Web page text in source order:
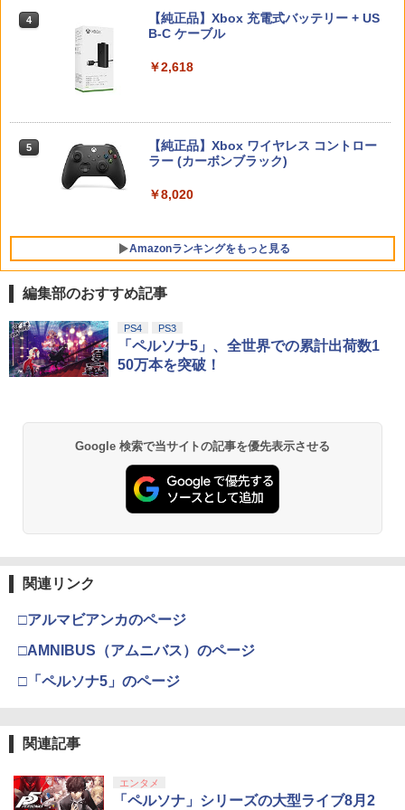
ch 2 Edition 【Switch2】 NXS-P-ACB
AD
￥6,300
witch2版(【早期購入封入特典】エリオ
ット旅立ちパック)
￥6,358
ania: Belmont's Curse Midnight Editi
on PS5版(両面アクリルキーホルダー+
カードスタイルコスチューム）)
Mortal Shell II
￥5,507
ゲーム 4 in 1 KTFC-008B 麻雀 将棋 育
成 脳トレ テレビ ゲーム機 高齢者 家庭用
遊び 暇つぶし 初心者 リハビリ 指先 娯楽
将棋 競走馬育成 RPG）ソフト不要 テレ
￥5,478
吾峠呼世晴 ]
産限定版)【Blu-ray】(アニメ描きおろし
イラスト使用トートバッグ(神威・阿伏
杉田智和 ]
ニンテンドープリペイド番号 9000円|オ
5
ニンテンドープリペイド番号 5000円|オ
ンラインコード版
￥5,000
【純正品】DualSense ワイヤレスコン
ZCT2J01)
【純正品】DualSense ワイヤレスコン
4
【純正品】Xbox 充電式バッテリー + US
B-C ケーブル
￥2,618
5
【純正品】Xbox ワイヤレス コントロー
ラー (カーボンブラック)
￥8,020
Amazonランキングをもっと見る
1
【Amazon.co.jp限定】劇場版モノノ怪
第三章 蛇神 (Amazon.co.jp限定オリジ
ナル三方背収納ケース付きコレクション)
(オリジナル特典:オリジナル巾着＋メー
ボード付) [Blu-ray]
￥10,780
窩座再来 通常版 [Blu-ray]
3
劇場版「鬼滅の刃」無限城編 第一章 猗
窩座再来 通常版 [DVD]
4
窩座再来 完全生産限定版 [Blu-ray]
編集部のおすすめ記事
PS4 PS3
「ペルソナ5」、全世界での累計出荷数1
50万本を突破！
Google 検索で当サイトの記事を優先表示させる
関連リンク
□アルマビアンカのページ
□AMNIBUS（アムニバス）のページ
□「ペルソナ5」のページ
関連記事
エンタメ
「ペルソナ」シリーズの大型ライブ8月2